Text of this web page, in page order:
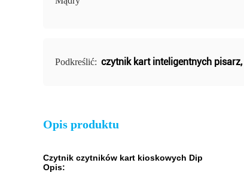
Podkreślić: czytnik kart inteligentnych pisarz,
Opis produktu
Czytnik czytników kart kioskowych Dip
Opis: